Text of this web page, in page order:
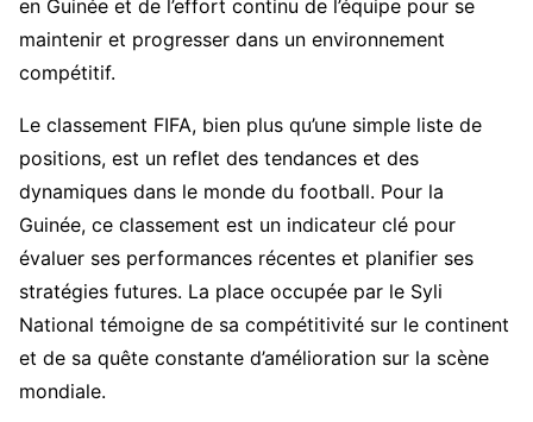
en Guinée et de l’effort continu de l’équipe pour se
maintenir et progresser dans un environnement
compétitif.
Le classement FIFA, bien plus qu’une simple liste de
positions, est un reflet des tendances et des
dynamiques dans le monde du football. Pour la
Guinée, ce classement est un indicateur clé pour
évaluer ses performances récentes et planifier ses
stratégies futures. La place occupée par le Syli
National témoigne de sa compétitivité sur le continent
et de sa quête constante d’amélioration sur la scène
mondiale.